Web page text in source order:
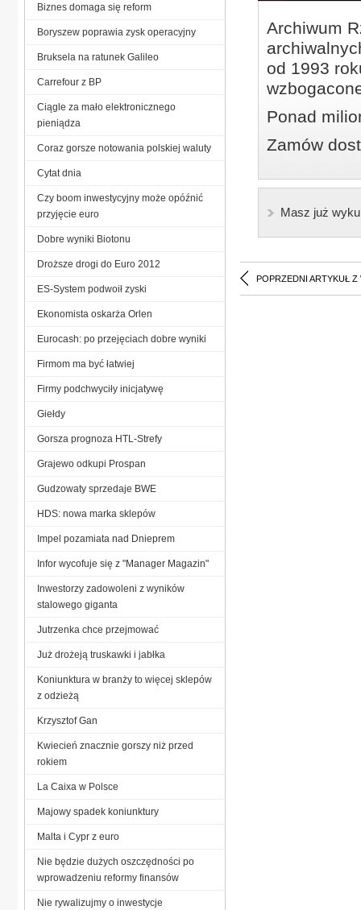
Archiwum
od 1993
Ponad
Zamów
Masz już
POPRZEDNI ARTYKUŁ Z
Biznes domaga się reform
Boryszew poprawia zysk operacyjny
Bruksela na ratunek Galileo
Carrefour z BP
Ciągle za mało elektronicznego
pieniądza
Coraz gorsze notowania polskiej waluty
Cytat dnia
Czy boom inwestycyjny może opóźnić
przyjęcie euro
Dobre wyniki Biotonu
Droższe drogi do Euro 2012
ES-System podwoił zyski
Ekonomista oskarża Orlen
Eurocash: po przejęciach dobre wyniki
Firmom ma być łatwiej
Firmy podchwyciły inicjatywę
Giełdy
Gorsza prognoza HTL-Strefy
Grajewo odkupi Prospan
Gudzowaty sprzedaje BWE
HDS: nowa marka sklepów
Impel pozamiata nad Dnieprem
Infor wycofuje się z "Manager Magazin"
Inwestorzy zadowoleni z wyników
stalowego giganta
Jutrzenka chce przejmować
Już drożeją truskawki i jabłka
Koniunktura w branży to więcej sklepów
z odzieżą
Krzysztof Gan
Kwiecień znacznie gorszy niż przed
rokiem
La Caixa w Polsce
Majowy spadek koniunktury
Malta i Cypr z euro
Nie będzie dużych oszczędności po
wprowadzeniu reformy finansów
Nie rywalizujmy o inwestycje